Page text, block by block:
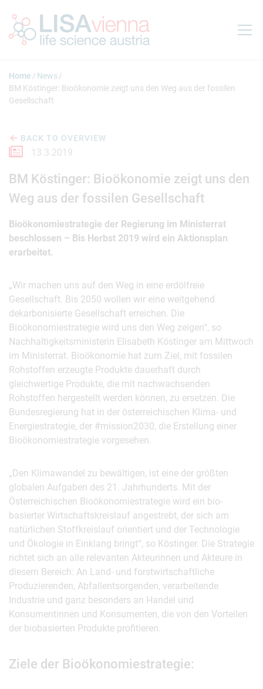
Home
News
BM Köstinger: Bioökonomie zeigt uns den Weg aus der fossilen
Gesellschaft
BACK TO OVERVIEW
13.3.2019
BM Köstinger: Bioökonomie zeigt uns den
Weg aus der fossilen Gesellschaft
Bioökonomiestrategie der Regierung im Ministerrat
beschlossen – Bis Herbst 2019 wird ein Aktionsplan
erarbeitet.
„Wir machen uns auf den Weg in eine erdölfreie
Gesellschaft. Bis 2050 wollen wir eine weitgehend
dekarbonisierte Gesellschaft erreichen. Die
Bioökonomiestrategie wird uns den Weg zeigen“, so
Nachhaltigkeitsministerin Elisabeth Köstinger am Mittwoch
im Ministerrat. Bioökonomie hat zum Ziel, mit fossilen
Rohstoffen erzeugte Produkte dauerhaft durch
gleichwertige Produkte, die mit nachwachsenden
Rohstoffen hergestellt werden können, zu ersetzen. Die
Bundesregierung hat in der österreichischen Klima- und
Energiestrategie, der #mission2030, die Erstellung einer
Bioökonomiestrategie vorgesehen.
„Den Klimawandel zu bewältigen, ist eine der größten
globalen Aufgaben des 21. Jahrhunderts. Mit der
Österreichischen Bioökonomiestrategie wird ein bio-
basierter Wirtschaftskreislauf angestrebt, der sich am
natürlichen Stoffkreislauf orientiert und der Technologie
und Ökologie in Einklang bringt“, so Köstinger. Die Strategie
richtet sich an alle relevanten Akteurinnen und Akteure in
diesem Bereich: An Land- und forstwirtschaftliche
Produzierenden, Abfallentsorgenden, verarbeitende
Industrie und ganz besonders an Handel und
Konsumentinnen und Konsumenten, die von den Vorteilen
der biobasierten Produkte profitieren.
Ziele der Bioökonomiestrategie: